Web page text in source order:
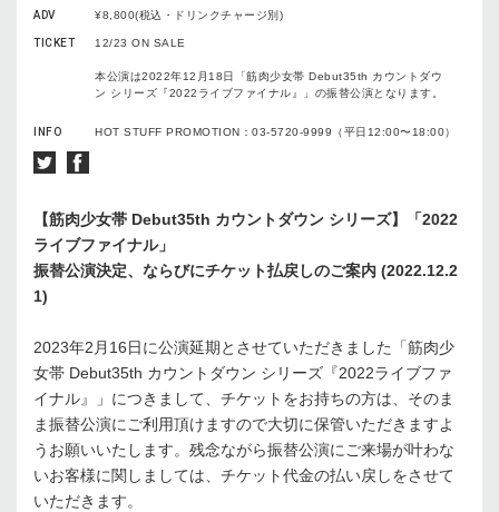
ADV
¥8,800(税込・ドリンクチャージ別)
TICKET 12/23 ON SALE
本公演は2022年12月18日「筋肉少女帯 Debut35th カウントダウ
ン シリーズ『2022ライブファイナル』」の振替公演となります。
INFO HOT STUFF PROMOTION：03-5720-9999（平日12:00〜18:00）
【筋肉少女帯 Debut35th カウントダウン シリーズ】
「2022
ライブファイナル」
振替公演決定、ならびにチケット払戻しのご案内 (2022.12.2
1)
2023年2月16日に公演延期とさせていただきました「筋肉少
女帯 Debut35th カウントダウン シリーズ『2022ライブファ
イナル』」につきまして、チケットをお持ちの方は、そのま
ま振替公演にご利用頂けますので大切に保管いただきますよ
うお願いいたします。残念ながら振替公演にご来場が叶わな
いお客様に関しましては、チケット代金の払い戻しをさせて
いただきます。